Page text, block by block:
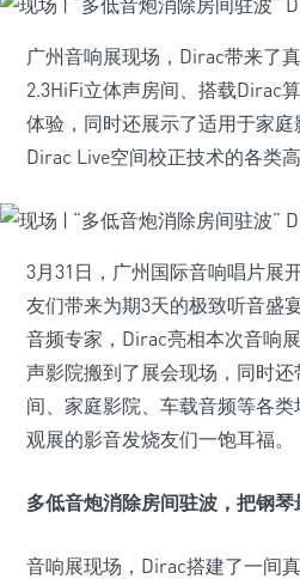
广州音响展现场，Dirac带来了
2.3HiFi立体声房间、搭载Dirac
体验，同时还展示了适用于家
Dirac Live空间校正技术的各类高
3月31日，广州国际音响唱片展
友们带来为期3天的极致听音盛
音频专家，Dirac亮相本次音响
声影院搬到了展会现场，同时
间、家庭影院、车载音频等各
观展的影音发烧友们一饱耳福。
多低音炮消除房间驻波，把钢琴
音响展现场，Dirac搭建了一间